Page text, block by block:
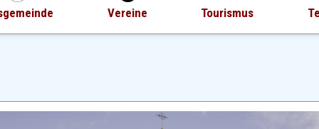
Vereine Tourismus